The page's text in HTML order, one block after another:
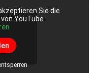
Sie die
YouTube.